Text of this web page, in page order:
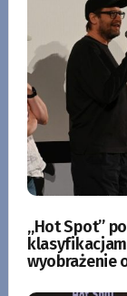
„Hot Spot”
wyobrażenie